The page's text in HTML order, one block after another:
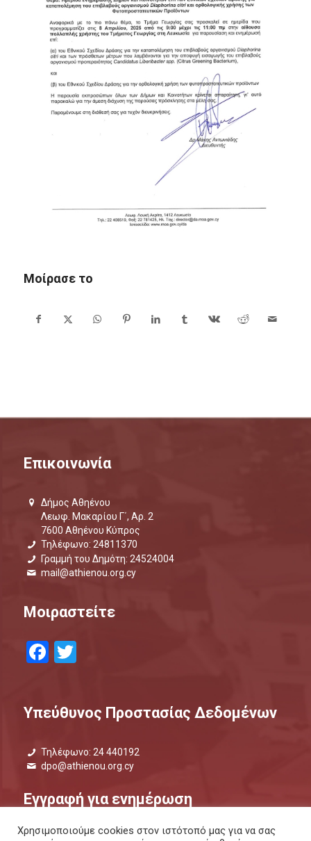
Μοίρασε το
Επικοινωνία
Δήμος Αθηένου
Λεωφ. Μακαρίου Γ΄, Αρ. 2
7600 Αθηένου Κύπρος
Τηλέφωνο: 24811370
Γραμμή του Δημότη: 24524004
mail@athienou.org.cy
Μοιραστείτε
Facebook
Twitter
Υπεύθυνος Προστασίας Δεδομένων
Τηλέφωνο: 24 440192
dpo@athienou.org.cy
Εγγραφή για ενημέρωση
Μάθετε τι συμβαίνει και μείνετε ενημερωμένοι.
Χρησιμοποιούμε cookies στον ιστότοπό μας για να σας